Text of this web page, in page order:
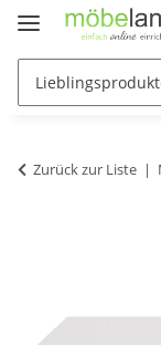
Zurück zur Liste